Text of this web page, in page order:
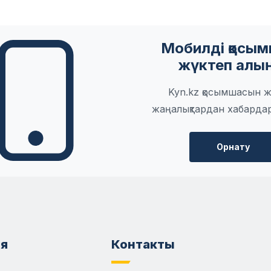
Мобилді
жүктеп
Kyn.kz қосымшасын
жаңалықтардан
Орнату
Контакты